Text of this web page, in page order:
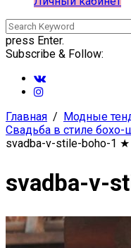
press Enter.
Subscribe & Follow:
Главная
Модные
Свадьба в стиле
svadba-v-stile-boho-1 ★
svadba-v-